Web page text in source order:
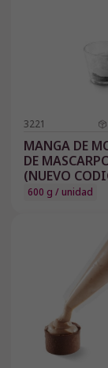
3221
MANGA DE
DE
(NUEVO
160634)
600 g / unidad